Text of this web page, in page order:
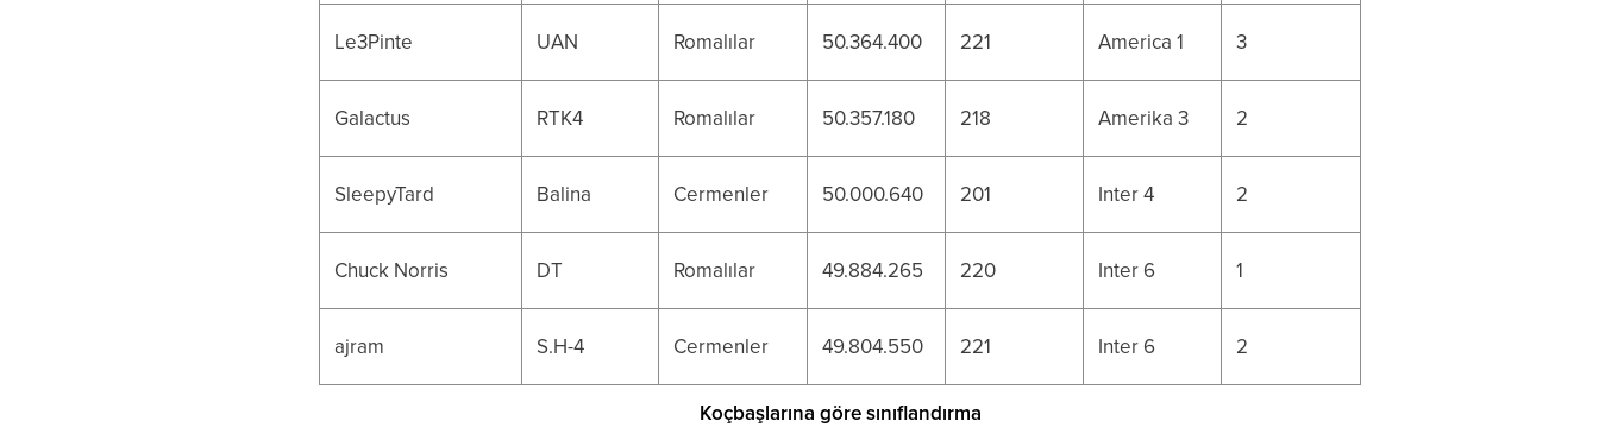
Le3Pinte UAN Romalılar 50.364.400 221 America 1 3
Galactus RTK4 Romalılar 50.357.180 218 Amerika 3 2
SleepyTard Balina Cermenler 50.000.640 201 Inter 4 2
Chuck Norris DT Romalılar 49.884.265 220 Inter 6 1
ajram S.H-4 Cermenler 49.804.550 221 Inter 6 2
Koçbaşlarına göre sınıflandırma